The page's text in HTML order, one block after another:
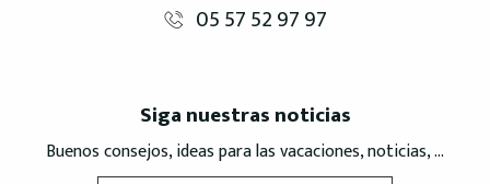
05 57 52 97 97
Siga nuestras noticias
Buenos consejos, ideas para las vacaciones, noticias, ...